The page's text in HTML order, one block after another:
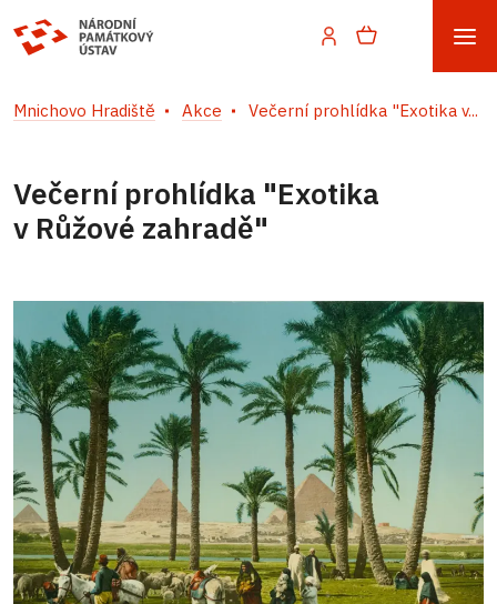
Mnichovo Hradiště Akce Večerní prohlídka "Exotika v...
Večerní prohlídka "Exotika
v Růžové zahradě"